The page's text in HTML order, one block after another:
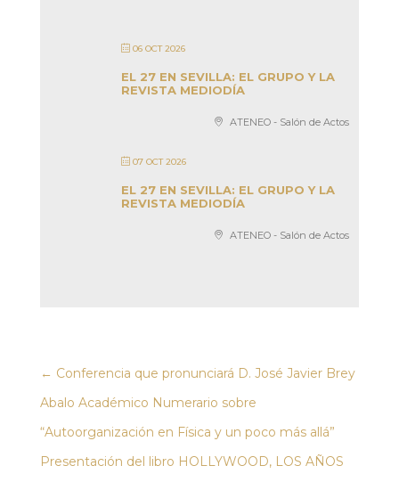
06 OCT 2026
EL 27 EN SEVILLA: EL GRUPO Y LA
REVISTA MEDIODÍA
ATENEO - Salón de Actos
07 OCT 2026
EL 27 EN SEVILLA: EL GRUPO Y LA
REVISTA MEDIODÍA
ATENEO - Salón de Actos
← Conferencia que pronunciará D. José Javier Brey
Abalo Académico Numerario sobre
“Autoorganización en Física y un poco más allá”
Presentación del libro HOLLYWOOD, LOS AÑOS